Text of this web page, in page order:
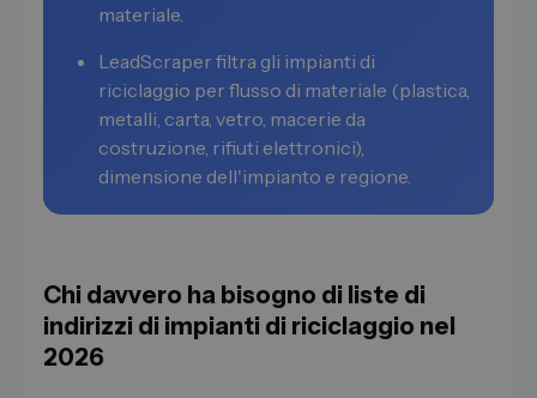
materiale.
LeadScraper filtra gli impianti di
riciclaggio per flusso di materiale (plastica,
metalli, carta, vetro, macerie da
costruzione, rifiuti elettronici),
dimensione dell'impianto e regione.
Chi davvero ha bisogno di liste di
indirizzi di impianti di riciclaggio nel
2026